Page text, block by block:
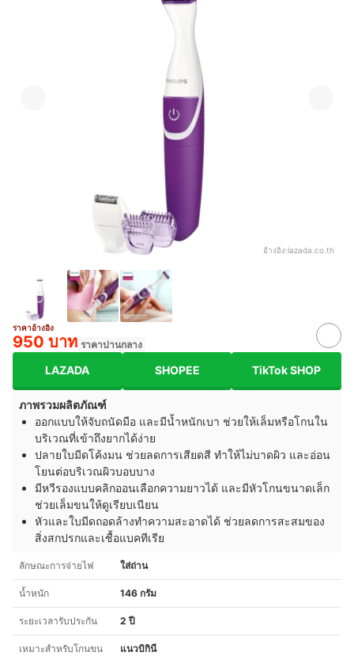
อ้างอิง:lazada.co.th
ราคาอ้างอิง
950 บาท ราคาปานกลาง
LAZADA SHOPEE TikTok SHOP
ภาพรวมผลิตภัณฑ์
ออกแบบให้จับถนัดมือ และมีน้ำหนักเบา ช่วยให้เล็มหรือโกนใน
บริเวณที่เข้าถึงยากได้ง่าย
ปลายใบมีดโค้งมน ช่วยลดการเสียดสี ทำให้ไม่บาดผิว และอ่อน
โยนต่อบริเวณผิวบอบบาง
มีหวีรองแบบคลิกออนเลือกความยาวได้ และมีหัวโกนขนาดเล็ก
ช่วยเล็มขนให้ดูเรียบเนียน
หัวและใบมีดถอดล้างทำความสะอาดได้ ช่วยลดการสะสมของ
สิ่งสกปรกและเชื้อแบคทีเรีย
ลักษณะการจ่ายไฟ ใส่ถ่าน
น้ำหนัก 146 กรัม
ระยะเวลารับประกัน 2 ปี
เหมาะสำหรับโกนขน
แนวบิกินี